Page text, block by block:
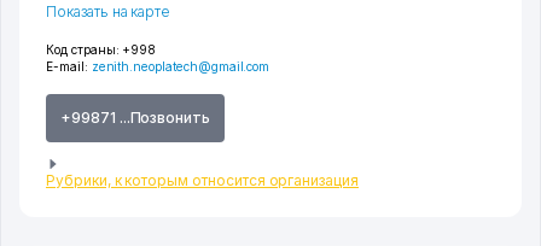
Код страны: +998
E-mail: zenith.neoplatech@gmail.com
+99871 ...Позвонить
Рубрики, к которым относится организация
Показать на карте